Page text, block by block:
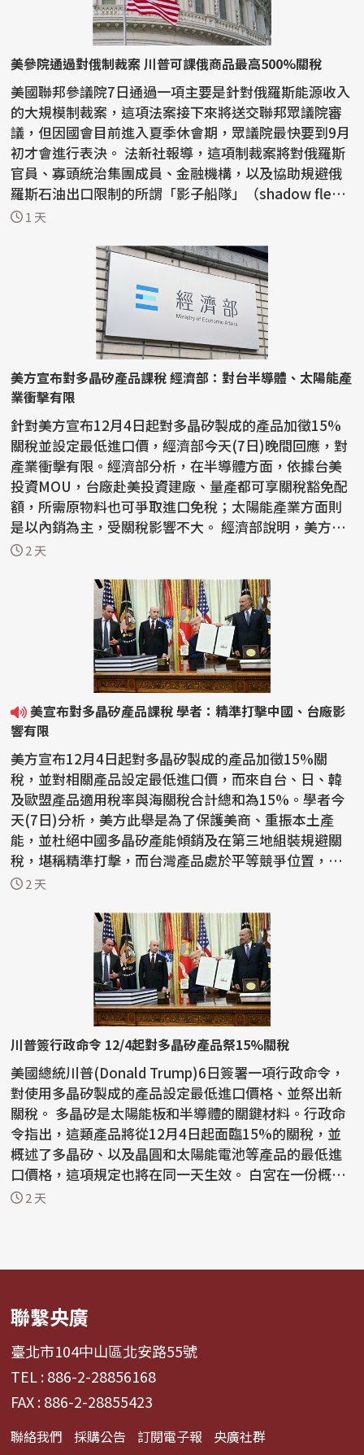
美參院通過對俄制裁案 川普可課俄商品最高500%關稅
美國聯邦參議院7日通過一項主要是針對俄羅斯能源收入
的大規模制裁案，這項法案接下來將送交聯邦眾議院審
議，但因國會目前進入夏季休會期，眾議院最快要到9月
初才會進行表決。 法新社報導，這項制裁案將對俄羅斯
官員、寡頭統治集團成員、金融機構，以及協助規避俄
羅斯石油出口限制的所謂「影子船隊」（shadow flee
t）...
1 天
美方宣布對多晶矽產品課稅 經濟部：對台半導體、太陽能產
業衝擊有限
針對美方宣布12月4日起對多晶矽製成的產品加徵15%
關稅並設定最低進口價，經濟部今天(7日)晚間回應，對
產業衝擊有限。經濟部分析，在半導體方面，依據台美
投資MOU，台廠赴美投資建廠、量產都可享關稅豁免配
額，所需原物料也可爭取進口免稅；太陽能產業方面則
是以內銷為主，受關稅影響不大。 經濟部說明，美方目
的在...
2 天
美宣布對多晶矽產品課稅 學者：精準打擊中國、台廠影
響有限
美方宣布12月4日起對多晶矽製成的產品加徵15%關
稅，並對相關產品設定最低進口價，而來自台、日、韓
及歐盟產品適用稅率與海關稅合計總和為15%。學者今
天(7日)分析，美方此舉是為了保護美商、重振本土產
能，並杜絕中國多晶矽產能傾銷及在第三地組裝規避關
稅，堪稱精準打擊，而台灣產品處於平等競爭位置，對
台廠影響有限，...
2 天
川普簽行政命令 12/4起對多晶矽產品祭15%關稅
美國總統川普(Donald Trump)6日簽署一項行政命令，
對使用多晶矽製成的產品設定最低進口價格、並祭出新
關稅。 多晶矽是太陽能板和半導體的關鍵材料。行政命
令指出，這類產品將從12月4日起面臨15%的關稅，並
概述了多晶矽、以及晶圓和太陽能電池等產品的最低進
口價格，這項規定也將在同一天生效。 白宮在一份概要
說明...
2 天
聯繫央廣
臺北市104中山區北安路55號
TEL : 886-2-28856168
FAX : 886-2-28855423
聯絡我們 採購公告 訂閱電子報 央廣社群